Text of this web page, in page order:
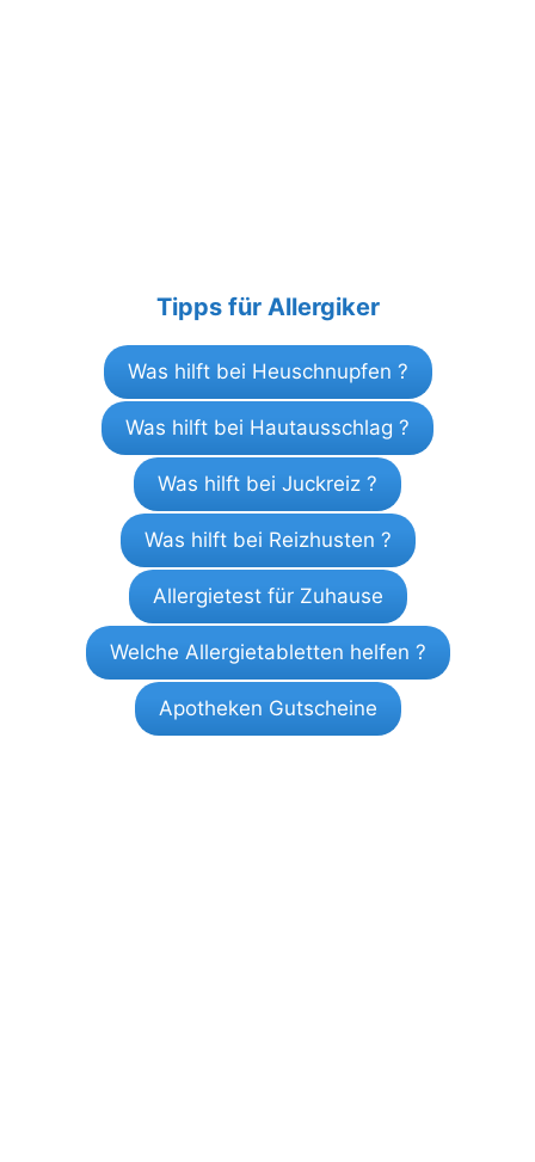
Tipps für Allergiker
Was hilft bei Heuschnupfen ?
Was hilft bei Hautausschlag ?
Was hilft bei Juckreiz ?
Was hilft bei Reizhusten ?
Allergietest für Zuhause
Welche Allergietabletten helfen ?
Apotheken Gutscheine